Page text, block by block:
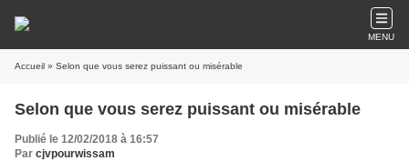
MENU
Accueil » Selon que vous serez puissant ou misérable
Selon que vous serez puissant ou misérable
Publié le 12/02/2018 à 16:57
Par cjvpourwissam